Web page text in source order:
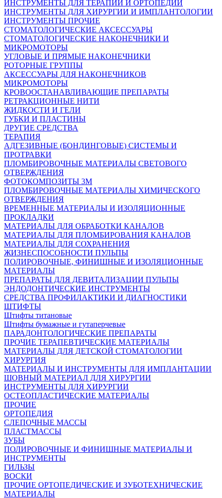
ИНСТРУМЕНТЫ ДЛЯ ТЕРАПИИ И ОРТОПЕДИИ
ИНСТРУМЕНТЫ ДЛЯ ХИРУРГИИ И ИМПЛАНТОЛОГИИ
ИНСТРУМЕНТЫ ПРОЧИЕ
СТОМАТОЛОГИЧЕСКИЕ АКСЕССУАРЫ
СТОМАТОЛОГИЧЕСКИЕ НАКОНЕЧНИКИ И
МИКРОМОТОРЫ
УГЛОВЫЕ И ПРЯМЫЕ НАКОНЕЧНИКИ
РОТОРНЫЕ ГРУППЫ
АКСЕССУАРЫ ДЛЯ НАКОНЕЧНИКОВ
МИКРОМОТОРЫ
КРОВООСТАНАВЛИВАЮЩИЕ ПРЕПАРАТЫ
РЕТРАКЦИОННЫЕ НИТИ
ЖИДКОСТИ И ГЕЛИ
ГУБКИ И ПЛАСТИНЫ
ДРУГИЕ СРЕДСТВА
ТЕРАПИЯ
АДГЕЗИВНЫЕ (БОНДИНГОВЫЕ) СИСТЕМЫ И
ПРОТРАВКИ
ПЛОМБИРОВОЧНЫЕ МАТЕРИАЛЫ СВЕТОВОГО
ОТВЕРЖДЕНИЯ
ФОТОКОМПОЗИТЫ 3М
ПЛОМБИРОВОЧНЫЕ МАТЕРИАЛЫ ХИМИЧЕСКОГО
ОТВЕРЖДЕНИЯ
ВРЕМЕННЫЕ МАТЕРИАЛЫ И ИЗОЛЯЦИОННЫЕ
ПРОКЛАДКИ
МАТЕРИАЛЫ ДЛЯ ОБРАБОТКИ КАНАЛОВ
МАТЕРИАЛЫ ДЛЯ ПЛОМБИРОВАНИЯ КАНАЛОВ
МАТЕРИАЛЫ ДЛЯ СОХРАНЕНИЯ
ЖИЗНЕСПОСОБНОСТИ ПУЛЬПЫ
ПОЛИРОВОЧНЫЕ, ФИНИШНЫЕ И ИЗОЛЯЦИОННЫЕ
МАТЕРИАЛЫ
ПРЕПАРАТЫ ДЛЯ ДЕВИТАЛИЗАЦИИ ПУЛЬПЫ
ЭНДОДОНТИЧЕСКИЕ ИНСТРУМЕНТЫ
СРЕДСТВА ПРОФИЛАКТИКИ И ДИАГНОСТИКИ
ШТИФТЫ
Штифты титановые
Штифты бумажные и гутаперчевые
ПАРАДОНТОЛОГИЧЕСКИЕ ПРЕПАРАТЫ
ПРОЧИЕ ТЕРАПЕВТИЧЕСКИЕ МАТЕРИАЛЫ
МАТЕРИАЛЫ ДЛЯ ДЕТСКОЙ СТОМАТОЛОГИИ
ХИРУРГИЯ
МАТЕРИАЛЫ И ИНСТРУМЕНТЫ ДЛЯ ИМПЛАНТАЦИИ
ШОВНЫЙ МАТЕРИАЛ ДЛЯ ХИРУРГИИ
ИНСТРУМЕНТЫ ДЛЯ ХИРУРГИИ
ОСТЕОПЛАСТИЧЕСКИЕ МАТЕРИАЛЫ
ПРОЧИЕ
ОРТОПЕДИЯ
СЛЕПОЧНЫЕ МАССЫ
ПЛАСТМАССЫ
ЗУБЫ
ПОЛИРОВОЧНЫЕ И ФИНИШНЫЕ МАТЕРИАЛЫ И
ИНСТРУМЕНТЫ
ГИЛЬЗЫ
ВОСКИ
ПРОЧИЕ ОРТОПЕДИЧЕСКИЕ И ЗУБОТЕХНИЧЕСКИЕ
МАТЕРИАЛЫ